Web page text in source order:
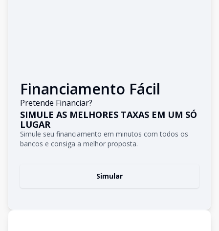
Financiamento Fácil
Pretende Financiar?
SIMULE AS MELHORES TAXAS EM UM SÓ
LUGAR
Simule seu financiamento em minutos com todos os
bancos e consiga a melhor proposta.
Simular